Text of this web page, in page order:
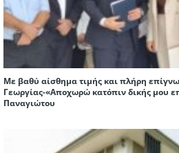
Με βαθύ αίσθημα τιμής και πλήρη
Γεωργίας-«Αποχωρώ κατόπιν δικής μου
Παναγιώτου